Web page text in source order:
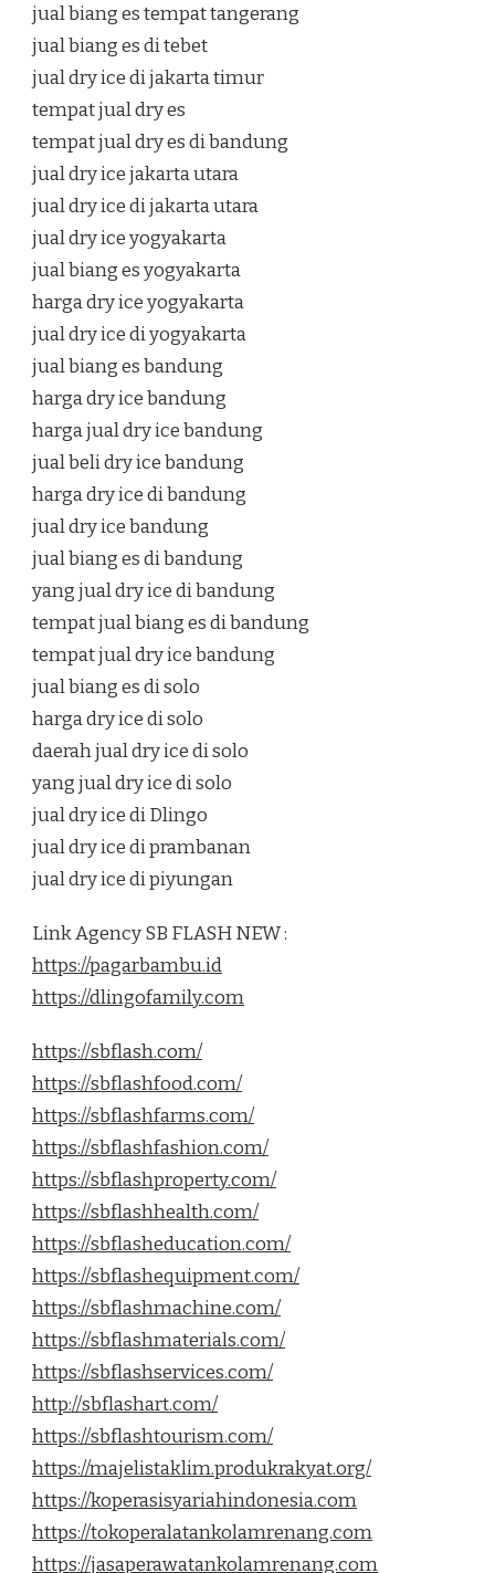
jual biang es tempat tangerang
jual biang es di tebet
jual dry ice di jakarta timur
tempat jual dry es
tempat jual dry es di bandung
jual dry ice jakarta utara
jual dry ice di jakarta utara
jual dry ice yogyakarta
jual biang es yogyakarta
harga dry ice yogyakarta
jual dry ice di yogyakarta
jual biang es bandung
harga dry ice bandung
harga jual dry ice bandung
jual beli dry ice bandung
harga dry ice di bandung
jual dry ice bandung
jual biang es di bandung
yang jual dry ice di bandung
tempat jual biang es di bandung
tempat jual dry ice bandung
jual biang es di solo
harga dry ice di solo
daerah jual dry ice di solo
yang jual dry ice di solo
jual dry ice di Dlingo
jual dry ice di prambanan
jual dry ice di piyungan
Link Agency SB FLASH NEW :
https://pagarbambu.id
https://dlingofamily.com
https://sbflash.com/
https://sbflashfood.com/
https://sbflashfarms.com/
https://sbflashfashion.com/
https://sbflashproperty.com/
https://sbflashhealth.com/
https://sbflasheducation.com/
https://sbflashequipment.com/
https://sbflashmachine.com/
https://sbflashmaterials.com/
https://sbflashservices.com/
http://sbflashart.com/
https://sbflashtourism.com/
https://majelistaklim.produkrakyat.org/
https://koperasisyariahindonesia.com
https://tokoperalatankolamrenang.com
https://jasaperawatankolamrenang.com